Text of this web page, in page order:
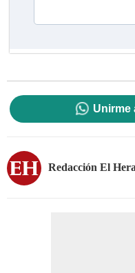
Unirme
Redacción El